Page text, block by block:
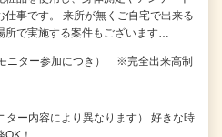
仕事です。 来所が無くご自宅で出来る
所で実施する案件もございます…
ニター参加につき） ※完全出来高制
ター内容により異なります） 好きな時